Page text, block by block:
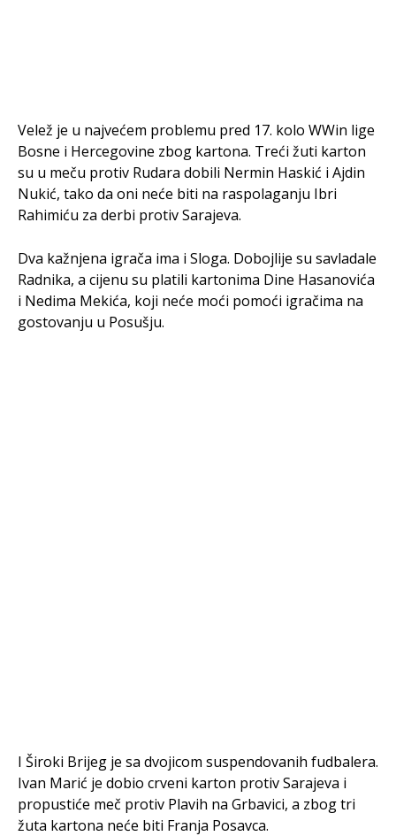
Velež je u najvećem problemu pred 17. kolo WWin lige
Bosne i Hercegovine zbog kartona. Treći žuti karton
su u meču protiv Rudara dobili Nermin Haskić i Ajdin
Nukić, tako da oni neće biti na raspolaganju Ibri
Rahimiću za derbi protiv Sarajeva.
Dva kažnjena igrača ima i Sloga. Dobojlije su savladale
Radnika, a cijenu su platili kartonima Dine Hasanovića
i Nedima Mekića, koji neće moći pomoći igračima na
gostovanju u Posušju.
I Široki Brijeg je sa dvojicom suspendovanih fudbalera.
Ivan Marić je dobio crveni karton protiv Sarajeva i
propustiće meč protiv Plavih na Grbavici, a zbog tri
žuta kartona neće biti Franja Posavca.